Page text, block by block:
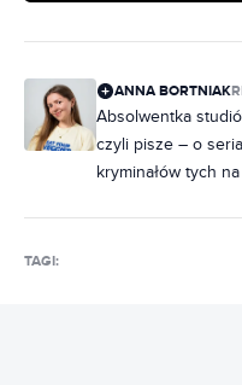
ANNA BORTNIAK
Absolwentka
czyli pisze – o
kryminałów tych
nabałaganić w
TAGI: